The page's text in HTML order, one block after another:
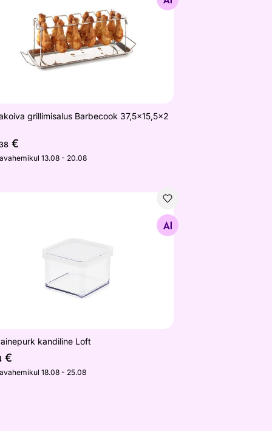
grillimisalus Barbecook 37,5x15,5x2
€
13.08 - 20.08
kandiline Loft
€
18.08 - 25.08